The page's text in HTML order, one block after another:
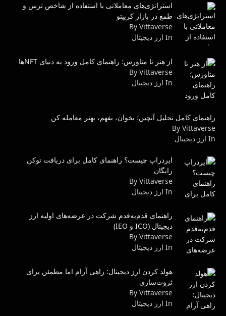
استراتژی‌های معاملاتی با استفاده از شاخص ترس و
طمع در بازار کریپتو
By Vittaverse
In ارز دیجیتال
از هنر تا متاورس؛ راهنمای کامل ورود به دنیای NFTها
By Vittaverse
In ارز دیجیتال
راهنمای کامل تحلیل آنچین؛ بخوان، بفهم، بهتر معامله کن
By Vittaverse
In ارز دیجیتال
ایردراپ چیست؟ راهنمای کامل برای دریافت توکن
رایگان
By Vittaverse
In ارز دیجیتال
راهنمای قدم‌به‌قدم شرکت در عرضه‌های اولیه ارز
دیجیتال (ICO و IEO)
By Vittaverse
In ارز دیجیتال
هولد کردن ارز دیجیتال: راهی آرام اما مطمئن برای
ثروت‌سازی
By Vittaverse
In ارز دیجیتال